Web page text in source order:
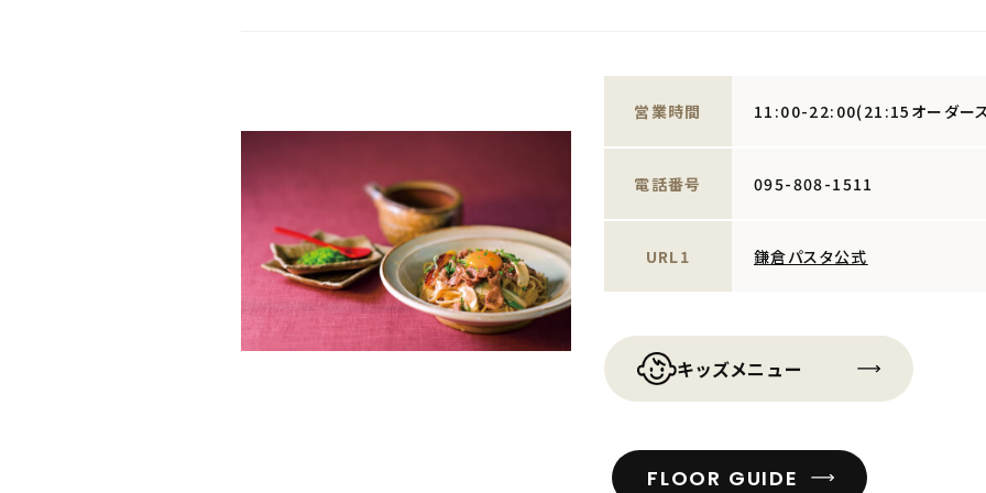
営業時間 11:00-22:00(21:15オーダー
電話番号 095-808-1511
URL1 鎌倉パスタ公式
キッズメニュー
FLOOR GUIDE